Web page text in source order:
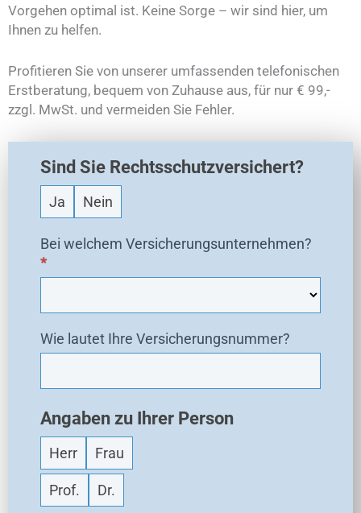
Vorgehen optimal ist. Keine Sorge – wir sind hier, um
Ihnen zu helfen.
Profitieren Sie von unserer umfassenden telefonischen
Erstberatung, bequem von Zuhause aus, für nur € 99,-
zzgl. MwSt. und vermeiden Sie Fehler.
X
O
e
u
r
Sind Sie Rechtsschutzversichert?
Ja Nein
Bei welchem Versicherungsunternehmen?
*
Wie lautet Ihre Versicherungsnummer?
Angaben zu Ihrer Person
Herr Frau
Prof. Dr.